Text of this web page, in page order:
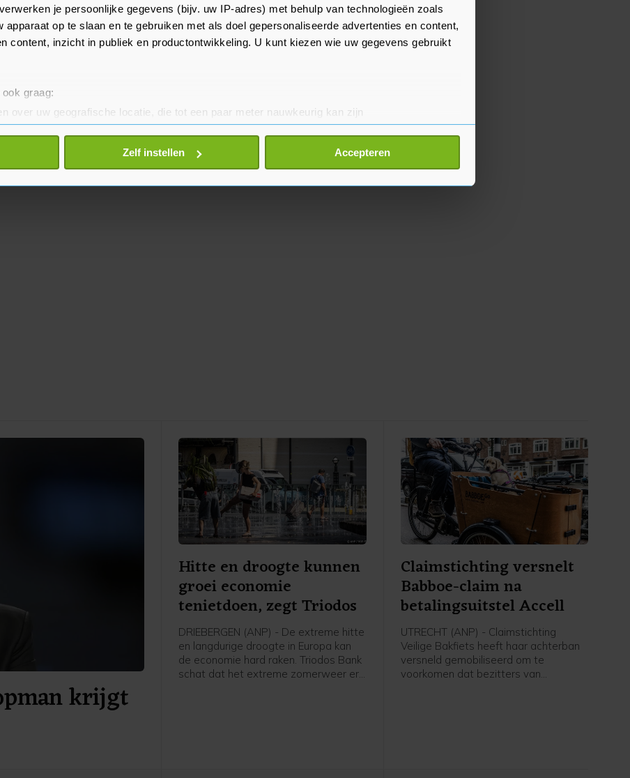
verwerken je persoonlijke gegevens (bijv. uw IP-adres) met behulp van technologieën zoals
apparaat op te slaan en te gebruiken met als doel gepersonaliseerde advertenties en content,
content, inzicht in publiek en productontwikkeling. U kunt kiezen wie uw gegevens gebruikt
graag:
over uw geografische locatie, die tot een paar meter nauwkeurig kan zijn
door het actief te scannen op specifieke eigenschappen (fingerprinting)
gegevens worden verwerkt en stel uw voorkeuren in het
detailgedeelte
of intrekken in de Cookieverklaring.
Zelf instellen Accepteren
loonstrookverwerker naar een
wordt gekeken.
krijgt
Hitte en droogte kunnen
groei economie
tenietdoen, zegt Triodos
DRIEBERGEN (ANP) - De extreme hitte
en langdurige droogte in Europa kan
de economie hard raken. Triodos Bank
schat dat het extreme zomerweer er
Claimstichting versnelt
Babboe-claim na
betalingsuitstel Accell
UTRECHT (ANP) - Claimstichting
Veilige Bakfiets heeft haar achterban
versneld gemobiliseerd om te
voorkomen dat bezitters van